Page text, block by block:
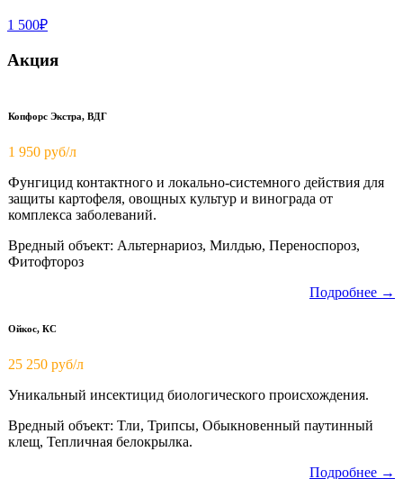
1 500₽
Акция
Копфорс Экстра, ВДГ
1 950 руб/л
Фунгицид контактного и локально-системного действия для
защиты картофеля, овощных культур и винограда от
комплекса заболеваний.
Вредный объект: Альтернариоз, Милдью, Переноспороз,
Фитофтороз
Подробнее →
Ойкос, КС
25 250 руб/л
Уникальный инсектицид биологического происхождения.
Вредный объект: Тли, Трипсы, Обыкновенный паутинный
клещ, Тепличная белокрылка.
Подробнее →